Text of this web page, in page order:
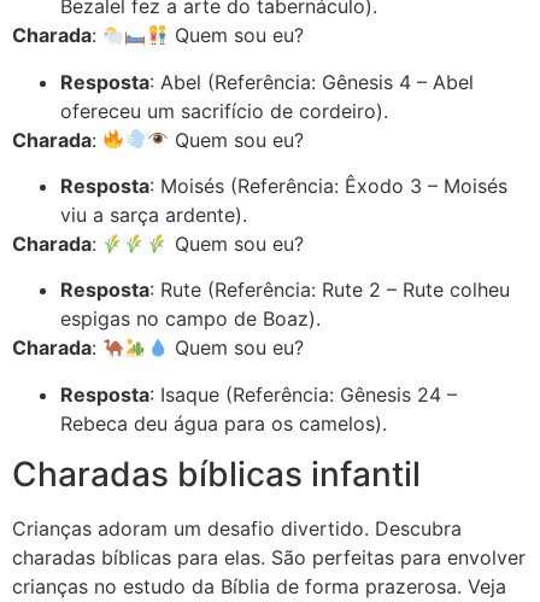
Bezalel fez a arte do tabernáculo).
Charada:
Quem sou eu?
Resposta: Abel (Referência: Gênesis 4 – Abel
ofereceu um sacrifício de cordeiro).
Charada:
Quem sou eu?
Resposta: Moisés (Referência: Êxodo 3 – Moisés
viu a sarça ardente).
Charada:
Quem sou eu?
Resposta: Rute (Referência: Rute 2 – Rute colheu
espigas no campo de Boaz).
Charada:
Quem sou eu?
Resposta: Isaque (Referência: Gênesis 24 –
Rebeca deu água para os camelos).
Charadas bíblicas infantil
Crianças adoram um desafio divertido. Descubra
charadas bíblicas para elas. São perfeitas para envolver
crianças no estudo da Bíblia de forma prazerosa. Veja